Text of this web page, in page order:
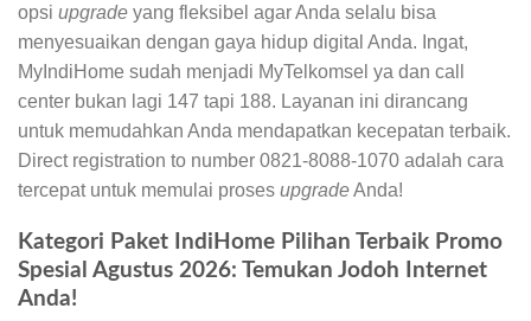
opsi upgrade yang fleksibel agar Anda selalu bisa
menyesuaikan dengan gaya hidup digital Anda. Ingat,
MyIndiHome sudah menjadi MyTelkomsel ya dan call
center bukan lagi 147 tapi 188. Layanan ini dirancang
untuk memudahkan Anda mendapatkan kecepatan terbaik.
Direct registration to number 0821-8088-1070 adalah cara
tercepat untuk memulai proses upgradeAnda!
Kategori Paket IndiHome Pilihan Terbaik Promo
Spesial Agustus 2026: Temukan Jodoh Internet
Anda!